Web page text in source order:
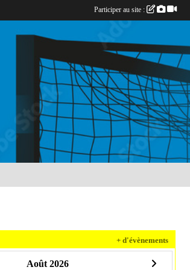
Août 2026
+ d'évènements
Participer au site :